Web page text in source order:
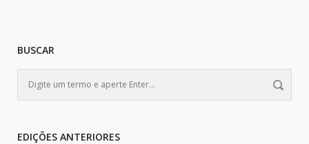
BUSCAR
EDIÇÕES ANTERIORES